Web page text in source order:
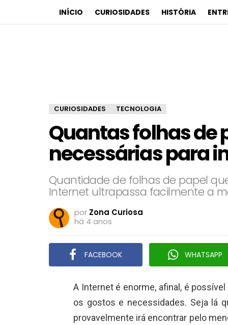
INÍCIO CURIOSIDADES HISTÓRIA
CURIOSIDADES TECNOLOGIA
Quantas folhas de
necessárias para
Quantidade de folhas de papel
Internet ultrapassa facilmente a
por Zona Curiosa
há 4 anos
FACEBOOK WHATSAPP
A Internet é enorme, afinal, é
os gostos e necessidades. Seja lá
provavelmente irá encontrar pelo